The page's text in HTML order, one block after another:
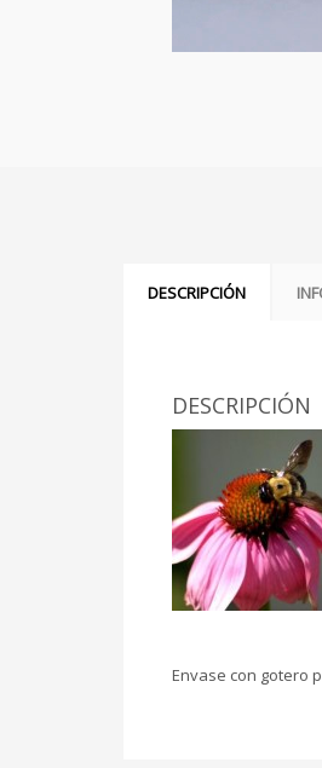
DESCRIPCIÓN
DESCRIPCIÓN
Envase con gotero